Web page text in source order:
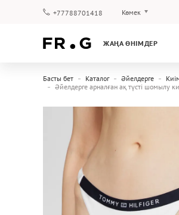
+77788701418 Көмек
Кепілдік
ЖАҢА ӨНІМДЕР
Басты бет Каталог Әйелдерге
Әйелдерге арналған ақ түсті шомылу